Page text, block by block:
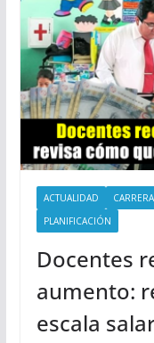
ACTUALIDAD
PLANIFICACIÓN
Docentes
aumento:
escala